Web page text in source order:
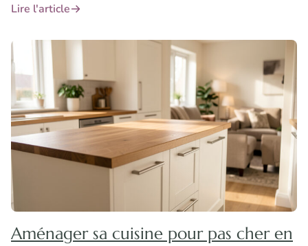
Lire l'article
Aménager sa cuisine pour pas cher en